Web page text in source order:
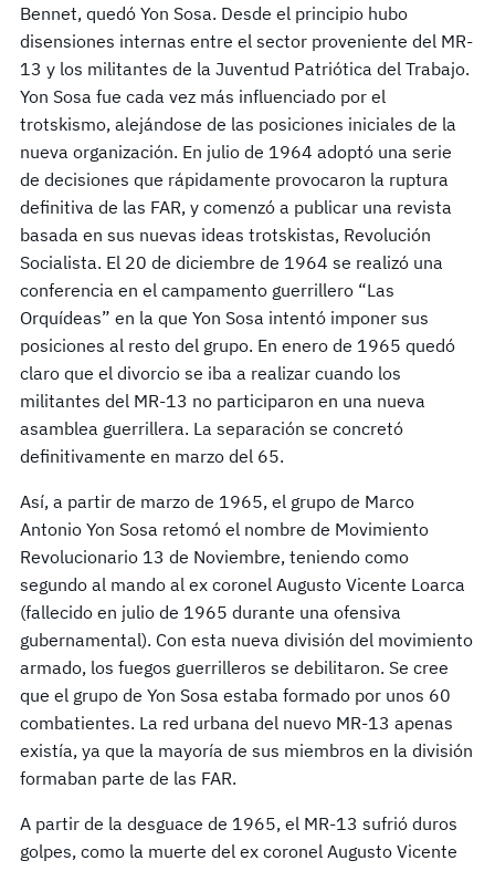
Bennet, quedó Yon Sosa. Desde el principio hubo
disensiones internas entre el sector proveniente del MR-
13 y los militantes de la Juventud Patriótica del Trabajo.
Yon Sosa fue cada vez más influenciado por el
trotskismo, alejándose de las posiciones iniciales de la
nueva organización. En julio de 1964 adoptó una serie
de decisiones que rápidamente provocaron la ruptura
definitiva de las FAR, y comenzó a publicar una revista
basada en sus nuevas ideas trotskistas, Revolución
Socialista. El 20 de diciembre de 1964 se realizó una
conferencia en el campamento guerrillero “Las
Orquídeas” en la que Yon Sosa intentó imponer sus
posiciones al resto del grupo. En enero de 1965 quedó
claro que el divorcio se iba a realizar cuando los
militantes del MR-13 no participaron en una nueva
asamblea guerrillera. La separación se concretó
definitivamente en marzo del 65.
Así, a partir de marzo de 1965, el grupo de Marco
Antonio Yon Sosa retomó el nombre de Movimiento
Revolucionario 13 de Noviembre, teniendo como
segundo al mando al ex coronel Augusto Vicente Loarca
(fallecido en julio de 1965 durante una ofensiva
gubernamental). Con esta nueva división del movimiento
armado, los fuegos guerrilleros se debilitaron. Se cree
que el grupo de Yon Sosa estaba formado por unos 60
combatientes. La red urbana del nuevo MR-13 apenas
existía, ya que la mayoría de sus miembros en la división
formaban parte de las FAR.
A partir de la desguace de 1965, el MR-13 sufrió duros
golpes, como la muerte del ex coronel Augusto Vicente